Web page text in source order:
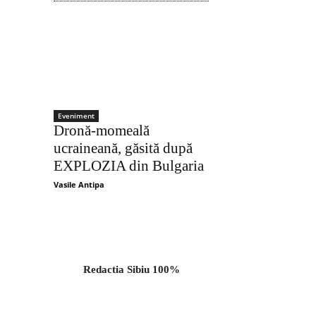
Eveniment
Dronă-momeală
ucraineană, găsită după
EXPLOZIA din Bulgaria
Vasile Antipa
Redactia Sibiu 100%